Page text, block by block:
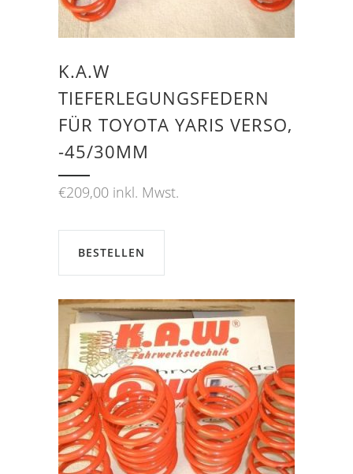
K.A.W
TIEFERLEGUNGSFEDERN
FÜR TOYOTA YARIS VERSO,
-45/30MM
€209,00 inkl. Mwst.
BESTELLEN